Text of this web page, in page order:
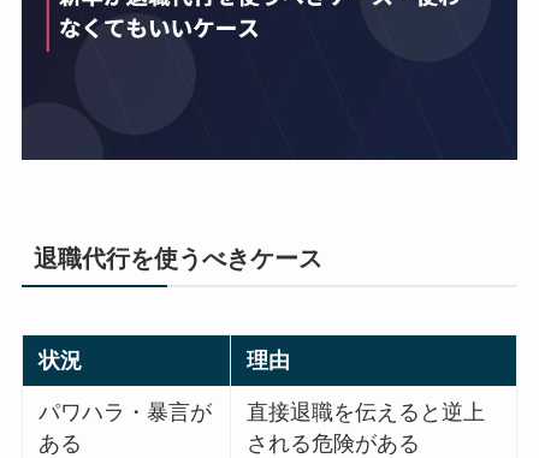
退職代行を使うべきケース
状況 理由
パワハラ・暴言が
ある
直接退職を伝えると逆上
される危険がある